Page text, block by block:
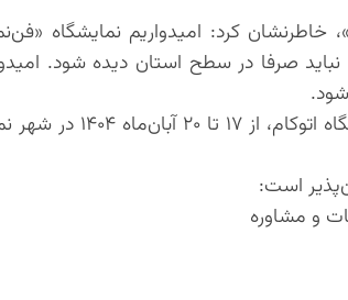
خاطرنشان کرد: امیدواریم نمایشگاه
صرفا در سطح استان دیده شود.
سومین دوره نمایشگاه «فن‌نما»
است: